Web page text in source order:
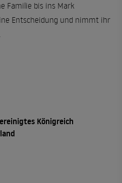
Familie bis ins Mark
Entscheidung und nimmt ihr
Königreich